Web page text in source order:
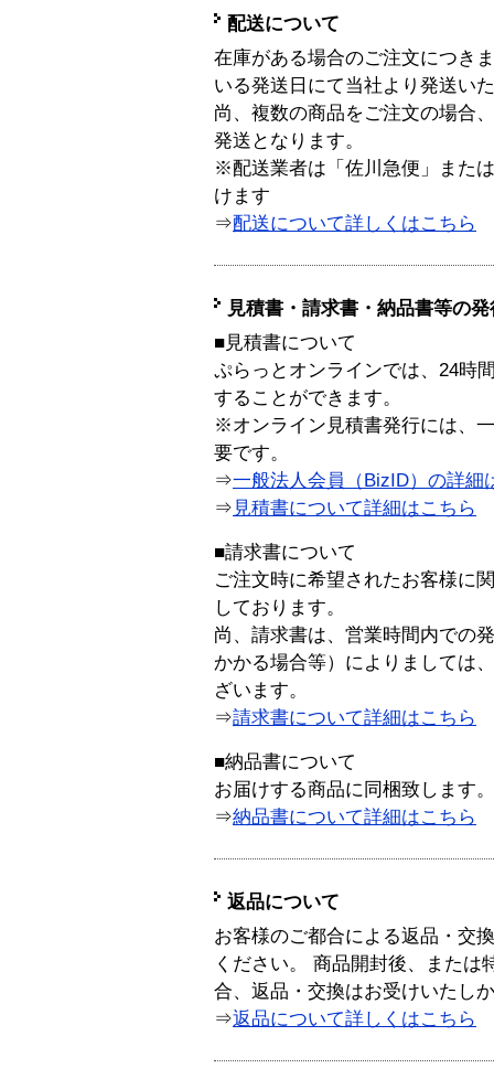
配送について
在庫がある場合のご注文につき
いる発送日にて当社より発送い
尚、複数の商品をご注文の場合
発送となります。
※配送業者は「佐川急便」また
けます
⇒配送について詳しくはこちら
見積書・請求書・納品書等の
■見積書について
ぷらっとオンラインでは、24時
することができます。
※オンライン見積書発行には、
要です。
⇒一般法人会員（BizID）の詳細
⇒ 見積書について詳細はこちら
■請求書について
ご注文時に希望されたお客様に
しております。
尚、請求書は、営業時間内での
かかる場合等）によりましては
ざいます。
⇒請求書について詳細はこちら
■納品書について
お届けする商品に同梱致します。
⇒納品書について詳細はこちら
返品について
お客様のご都合による返品・交
ください。 商品開封後、または
合、返品・交換はお受けいたし
⇒返品について詳しくはこちら